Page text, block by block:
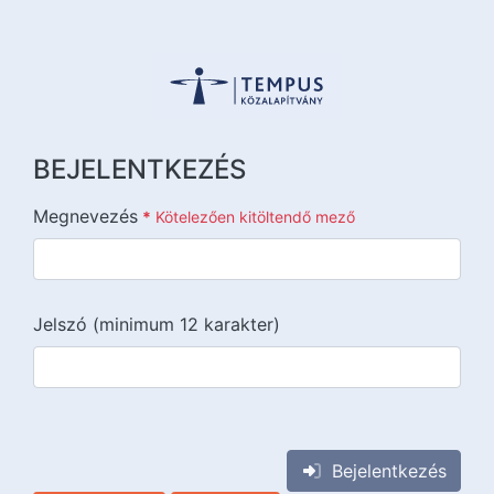
BEJELENTKEZÉS
Megnevezés * Kötelezően kitöltendő mező
Jelszó (minimum 12 karakter)
Bejelentkezés